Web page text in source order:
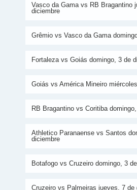
Vasco da Gama vs RB Bragantino
diciembre
Grêmio vs Vasco da Gama
Fortaleza vs Goiás domingo, 3 de
Goiás vs América Mineiro
RB Bragantino vs Coritiba
Athletico Paranaense vs Santos
diciembre
Botafogo vs Cruzeiro domingo, 3
Cruzeiro vs Palmeiras jueves, 7 de